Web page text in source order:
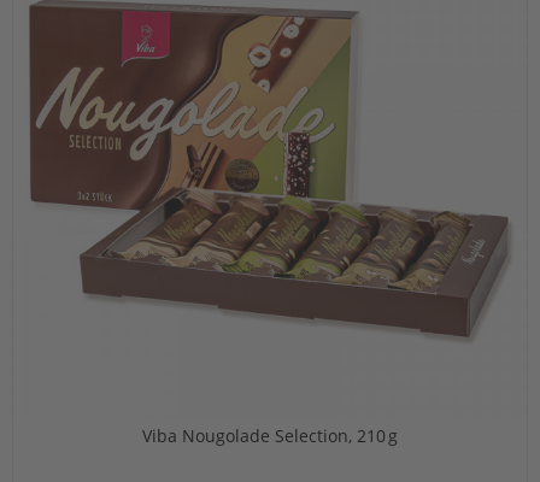
Viba Nougolade Selection, 210 g